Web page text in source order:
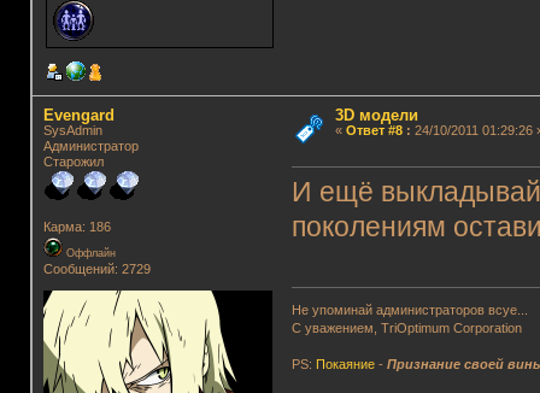
Evengard
SysAdmin
Администратор
Старожил
Карма: 186
Оффлайн
Сообщений: 2729
3D модели
« Ответ #8: 24/10/2011 01:29:26
И ещё
поколениям
Не упоминай администраторов всуе...
С уважением, TriOptimum Corporation
PS: Покаяние -Признание своей